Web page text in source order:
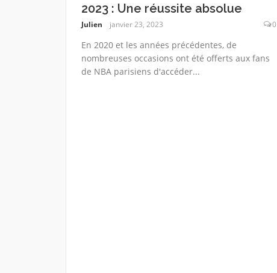
2023 : Une réussite absolue
Julien janvier 23, 2023 0
En 2020 et les années précédentes, de
nombreuses occasions ont été offerts aux fans
de NBA parisiens d'accéder...